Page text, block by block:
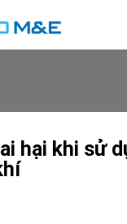
hại khi sử